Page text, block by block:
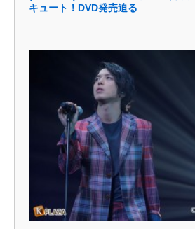
キュート！DVD発売迫る